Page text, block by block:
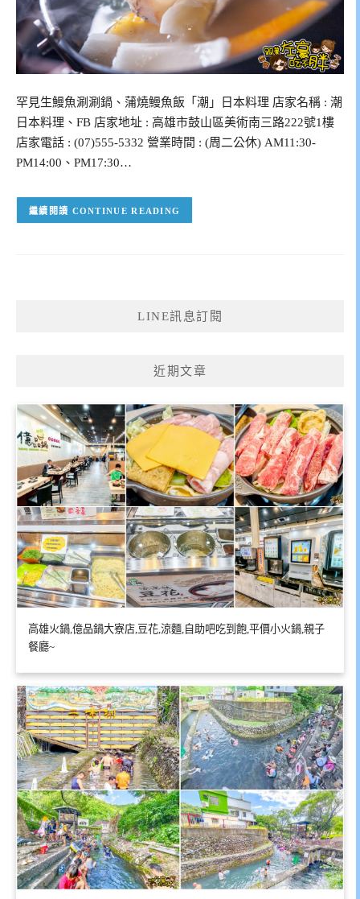
罕見生鰻魚涮涮鍋、蒲燒鰻魚飯「潮」日本料理 店家名稱 : 潮
日本料理、FB 店家地址 : 高雄市鼓山區美術南三路222號1樓
店家電話 : (07)555-5332 營業時間 : (周二公休) AM11:30-
PM14:00、PM17:30…
CONTINUE READING
LINE訊息訂閱
近期文章
高雄火鍋,億品鍋大寮店,豆花,涼麵,自助吧吃到飽,平價小火鍋,親子
餐廳~